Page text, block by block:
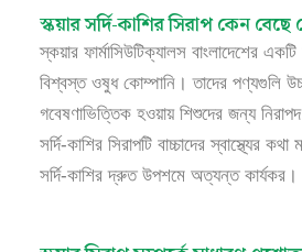
স্কয়ার সর্দি-কাশির সিরাপ কেন বেছে
স্কয়ার ফার্মাসিউটিক্যালস বাংলাদেশের
বিশ্বস্ত ওষুধ কোম্পানি। তাদের পণ্যগুলি
গবেষণাভিত্তিক হওয়ায় শিশুদের জন্য
সর্দি-কাশির সিরাপটি বাচ্চাদের স্বাস্থ্যের
সর্দি-কাশির দ্রুত উপশমে অত্যন্ত কার্যকর।